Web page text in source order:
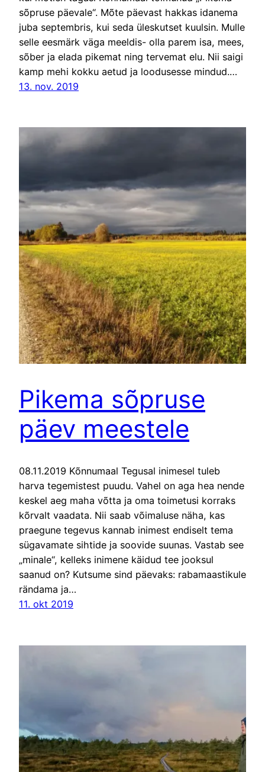
sõpruse päevale“. Mõte päevast hakkas idanema
juba septembris, kui seda üleskutset kuulsin. Mulle
selle eesmärk väga meeldis- olla parem isa, mees,
sõber ja elada pikemat ning tervemat elu. Nii saigi
kamp mehi kokku aetud ja loodusesse mindud.…
13. nov. 2019
Pikema sõpruse
päev meestele
08.11.2019 Kõnnumaal Tegusal inimesel tuleb
harva tegemistest puudu. Vahel on aga hea nende
keskel aeg maha võtta ja oma toimetusi korraks
kõrvalt vaadata. Nii saab võimaluse näha, kas
praegune tegevus kannab inimest endiselt tema
sügavamate sihtide ja soovide suunas. Vastab see
„minale“, kelleks inimene käidud tee jooksul
saanud on? Kutsume sind päevaks: rabamaastikule
rändama ja…
11. okt 2019